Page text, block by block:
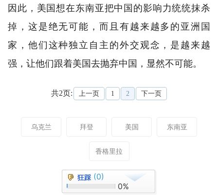
因此，美国想在东南亚把中国的影响力统统抹杀
掉，这是绝无可能，而且有越来越多的亚洲国
家，他们这种独立自主的外交观念，是越来越
强，让他们跟着美国去抛弃中国，显然不可能。
共2页: 上一页 1 2 下一页
乌克兰 拜登 美国 东南亚
香格里拉
狂踩 (0)
0%